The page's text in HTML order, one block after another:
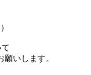
いします。